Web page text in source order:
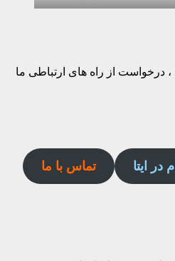
، درخواست از راه های ارتباطی ما
در ایتا تماس با ما